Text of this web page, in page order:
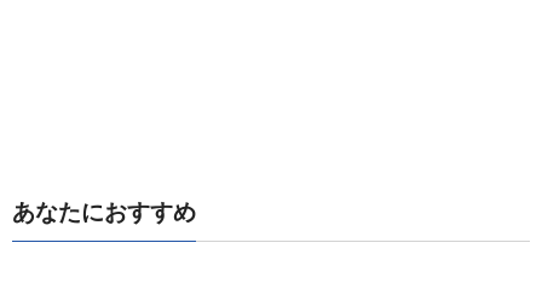
あなたにおすすめ